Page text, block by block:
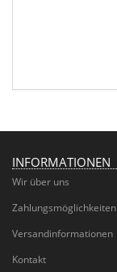
INFORMATIONEN
Wir über uns
Zahlungsmöglichkeiten
Versandinformationen
Kontakt